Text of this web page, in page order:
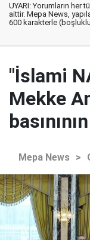
UYARI: Yorumların her
aittir. Mepa News,
600 karakterle (boşluklu)
"İslami
Mekke
Mepa News >